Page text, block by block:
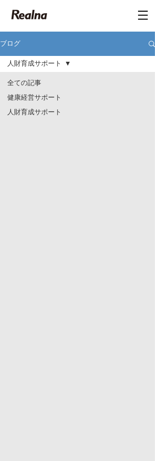
ブログ
全ての記事
健康経営サポート
人財育成サポート
人財育成サポート